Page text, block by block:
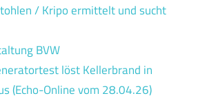
/ Kripo ermittelt und sucht
BVW
löst Kellerbrand in
(Echo-Online vom 28.04.26)